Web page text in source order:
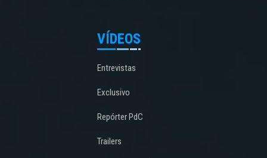
VÍDEOS
Entrevistas
Exclusivo
Repórter PdC
Trailers